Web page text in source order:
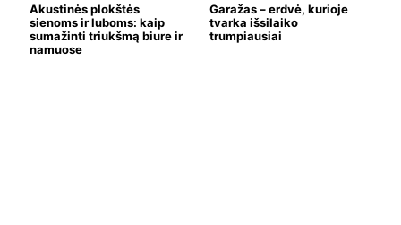
Akustinės plokštės
sienoms ir luboms: kaip
sumažinti triukšmą biure ir
namuose
Garažas – erdvė, kurioje
tvarka išsilaiko
trumpiausiai